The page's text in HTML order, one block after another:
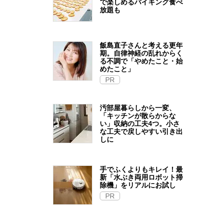
で楽しめるバイキング食べ
放題も
飯島直子さんと考える更年
期。自律神経の乱れからく
る不調で「やめたこと・始
めたこと」
PR
汚部屋暮らしから一変、
「キッチンが散らからな
い」収納の工夫4つ。小さ
な工夫で戻しやすい引き出
しに
手でふくよりもキレイ！最
新「水ぶき両用ロボット掃
除機」をリアルにお試し
PR